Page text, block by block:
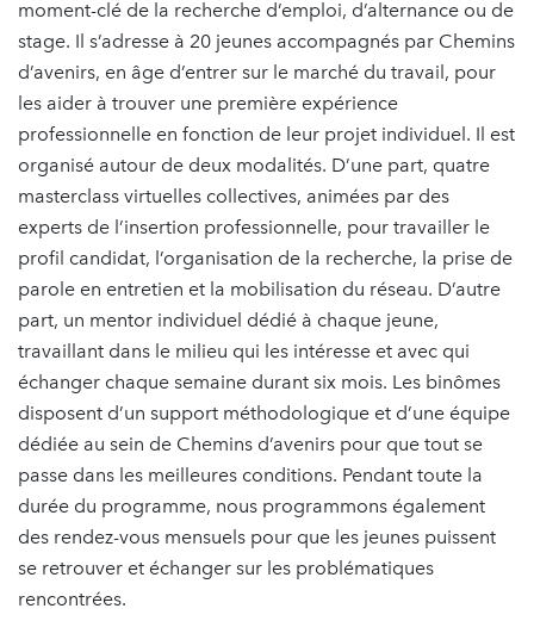
moment-clé de la recherche d’emploi, d’alternance ou de
stage. Il s’adresse à 20 jeunes accompagnés par Chemins
d’avenirs, en âge d’entrer sur le marché du travail, pour
les aider à trouver une première expérience
professionnelle en fonction de leur projet individuel. Il est
organisé autour de deux modalités. D’une part, quatre
masterclass virtuelles collectives, animées par des
experts de l’insertion professionnelle, pour travailler le
profil candidat, l’organisation de la recherche, la prise de
parole en entretien et la mobilisation du réseau. D’autre
part, un mentor individuel dédié à chaque jeune,
travaillant dans le milieu qui les intéresse et avec qui
échanger chaque semaine durant six mois. Les binômes
disposent d’un support méthodologique et d’une équipe
dédiée au sein de Chemins d’avenirs pour que tout se
passe dans les meilleures conditions. Pendant toute la
durée du programme, nous programmons également
des rendez-vous mensuels pour que les jeunes puissent
se retrouver et échanger sur les problématiques
rencontrées.